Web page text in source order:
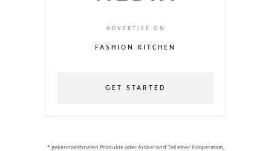
ADVERTISE ON
FASHION KITCHEN
GET STARTED
* gekennzeichneten Produkte oder Artikel sind Teil einer Kooperation,